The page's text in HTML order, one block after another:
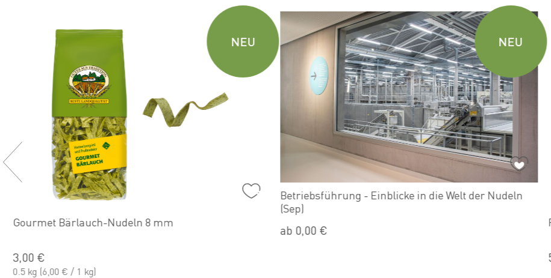
NEU
Gourmet Bärlauch-Nudeln 8 mm
3,00 €
0.5 kg (6,00 € / 1 kg)
NEU
Betriebsführung - Einblicke in die Welt der Nudeln
(Sep)
ab 0,00 €